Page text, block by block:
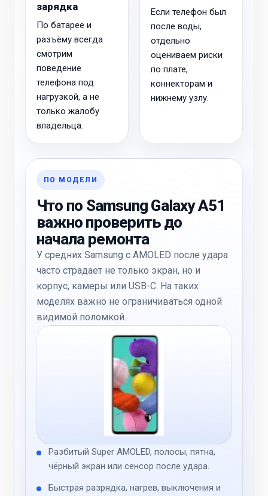
зарядка
По батарее и
разъёму всегда
смотрим
поведение
телефона под
нагрузкой, а не
только жалобу
владельца.
Если телефон был
после воды,
отдельно
оцениваем риски
по плате,
коннекторам и
нижнему узлу.
ПО МОДЕЛИ
Что по Samsung Galaxy A51
важно проверить до
начала ремонта
У средних Samsung с AMOLED после удара
часто страдает не только экран, но и
корпус, камеры или USB-C. На таких
моделях важно не ограничиваться одной
видимой поломкой.
Разбитый Super AMOLED, полосы, пятна,
чёрный экран или сенсор после удара.
Быстрая разрядка, нагрев, выключения и